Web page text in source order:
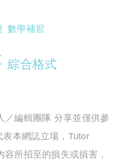
數學補習
綜合格式
／編輯團隊 分享並僅供參
本網誌立場，Tutor
所招至的損失或損害，